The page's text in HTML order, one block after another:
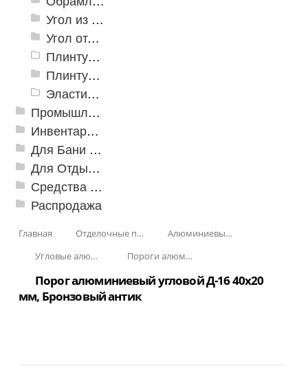
Угол из ПВХ
Угол отделочный арочный
Плинтус для столешниц
Плинтусы «KronPlast»
Эластичный напольно-стыковочный профиль Cezar
Промышленный текстиль
Инвентарь для клининга
Для Бани и Сауны
Для Отдыха и Пикника
Средства от насекомых и садовых вредителей
Распродажа
Главная Отделочные профили
Алюминиевые пороги
Угловые алюминиевые пороги
Пороги алюминиевые угловые Д-16 40х20 мм
Порог алюминиевый угловой Д-16 40x20
мм, Бронзовый антик